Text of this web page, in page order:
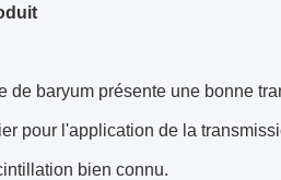
de baryum présente une bonne
pour l'application de la
bien connu.